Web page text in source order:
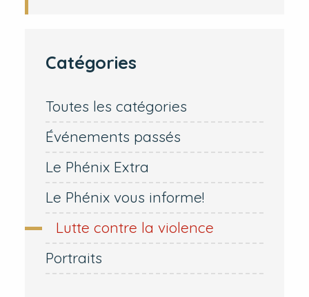
Catégories
Toutes les catégories
Événements passés
Le Phénix Extra
Le Phénix vous informe!
Lutte contre la violence
Portraits